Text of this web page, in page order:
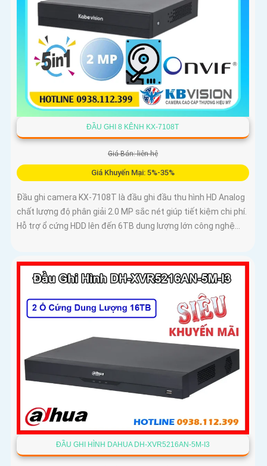
ĐẦU GHI 8 KÊNH KX-7108T
Giá Bán: liên hệ
Giá Khuyến Mại: 5%-35%
Đầu ghi camera KX-7108T là đầu ghi đầu thu hình HD Analog
chất lượng độ phân giải 2.0 MP sắc nét giúp tiết kiệm chi phí.
Hỗ trợ ổ cứng HDD lên đến 6TB dung lượng lớn công nghệ...
ĐẦU GHI HÌNH DAHUA DH-XVR5216AN-5M-I3